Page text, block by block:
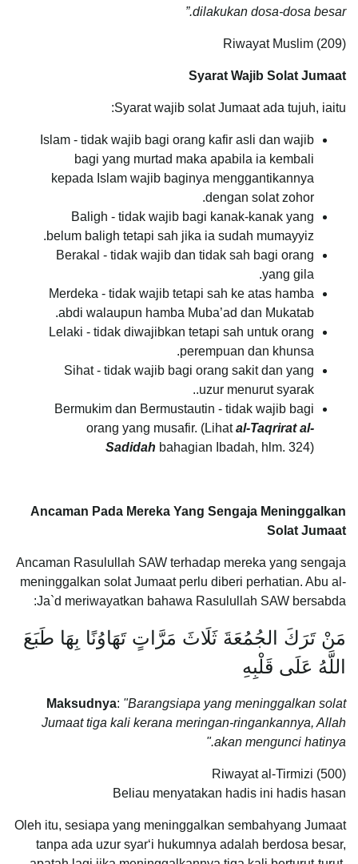
dilakukan dosa-dosa besar.”
Riwayat Muslim (209)
Syarat Wajib Solat Jumaat
Syarat wajib solat Jumaat ada tujuh, iaitu:
Islam - tidak wajib bagi orang kafir asli dan wajib
bagi yang murtad maka apabila ia kembali
kepada Islam wajib baginya menggantikannya
dengan solat zohor.
Baligh - tidak wajib bagi kanak-kanak yang
belum baligh tetapi sah jika ia sudah mumayyiz.
Berakal - tidak wajib dan tidak sah bagi orang
yang gila.
Merdeka - tidak wajib tetapi sah ke atas hamba
abdi walaupun hamba Muba’ad dan Mukatab.
Lelaki - tidak diwajibkan tetapi sah untuk orang
perempuan dan khunsa.
Sihat - tidak wajib bagi orang sakit dan yang
uzur menurut syarak..
Bermukim dan Bermustautin - tidak wajib bagi
orang yang musafir. (Lihatal-Taqrirat al-
Sadidah bahagian Ibadah, hlm. 324)
Ancaman Pada Mereka Yang Sengaja Meninggalkan
Solat Jumaat
Ancaman Rasulullah SAW terhadap mereka yang sengaja
meninggalkan solat Jumaat perlu diberi perhatian. Abu al-
Ja`d meriwayatkan bahawa Rasulullah SAW bersabda:
مَنْ تَرَكَ الجُمُعَةَ ثَلَاثَ مَرَّاتٍ تَهَاوُنًا بِهَا طَبَعَ
اللَّهُ عَلَى قَلْبِهِ
Maksudnya: "Barangsiapa yang meninggalkan solat
Jumaat tiga kali kerana meringan-ringankannya, Allah
akan mengunci hatinya."
Riwayat al-Tirmizi (500)
Beliau menyatakan hadis ini hadis hasan
Oleh itu, sesiapa yang meninggalkan sembahyang Jumaat
tanpa ada uzur syar‘i hukumnya adalah berdosa besar,